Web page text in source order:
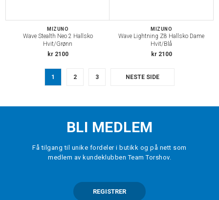
MIZUNO
Wave Stealth Neo 2 Hallsko
Hvit/Grønn
kr 2100
MIZUNO
Wave Lightning Z8 Hallsko Dame
Hvit/Blå
kr 2100
1 2 3 NESTE SIDE
BLI MEDLEM
Få tilgang til unike fordeler i butikk og på nett som
medlem av kundeklubben Team Torshov.
REGISTRER